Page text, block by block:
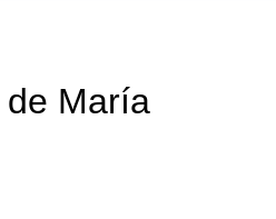
María